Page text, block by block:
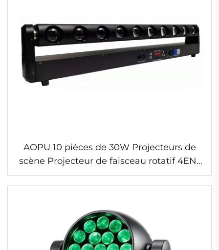
AOPU 10 pièces de 30W Projecteurs de
scène Projecteur de faisceau rotatif 4EN1
LED Barre lumineuse rotative pour DJ et
fête